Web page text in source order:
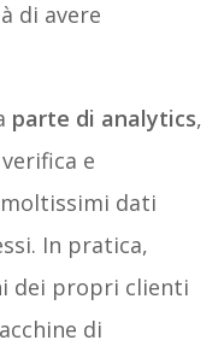
di avere
parte di analytics,
e
dati
In pratica,
dei propri clienti
di